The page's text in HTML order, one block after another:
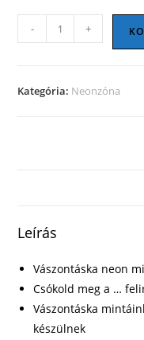
my
mennyiség
- +
Kategória: Neonzóna
Leírás
Vászontáska neon
Csókold meg a …
Vászontáska
készülnek